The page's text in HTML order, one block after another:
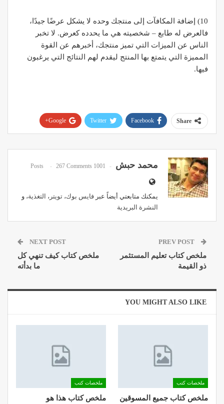
10) إضافة المكافآت إلى منتجك وحده لا يشكل عرضًا جيدًا،
فالعرض له طابع – شخصيته هي ما يحدده كعرض. لا تخبر
الناس عن الميزات التي تميز منتجك، أخبرهم عن القوة
المميزة التي يتمتع بها المنتج ليقدم لهم النتائج التي يرغبون
فيها.
Share
Facebook
Twitter
Google+
محمد حبش 1001 Posts
267 Comments
يمكنك متابعتي أيضاً عبر فايس بوك، تويتر ، التغذية، و
النشرة البريدية
ملخص كتاب تعليم المستثمر
ذو القيمة
NEXT POST
ملخص كتاب كيف تنهي كل
ما بدأته
YOU MIGHT ALSO LIKE
ملخصات كتب
ملخص كتاب جميع المسوقين
ملخصات كتب
ملخص كتاب هذا هو